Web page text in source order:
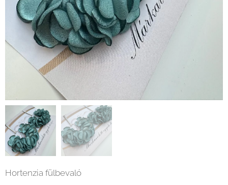
Hortenzia fülbevaló